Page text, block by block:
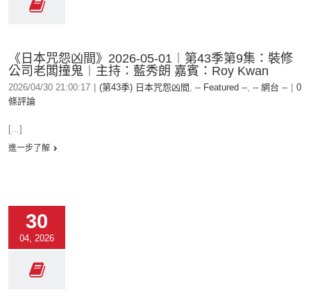
《日本咒怨凶間》2026-05-01︱第43季第9集：裝修
公司老闆撞鬼︱主持：藍秀朗 嘉賓：Roy Kwan
2026/04/30 21:00:17 (第43季) 日本咒怨凶間 , -- Featured --, -- 網台 --
0
條評論
[...]
進一步了解
30
04, 2026